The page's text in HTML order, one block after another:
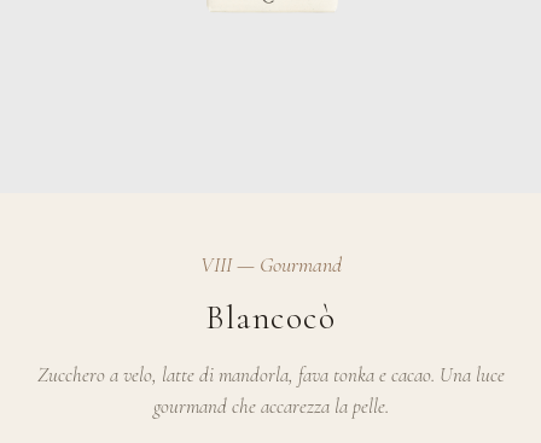
VIII — Gourmand
Blancocò
Zucchero a velo, latte di mandorla, fava tonka e cacao. Una luce
gourmand che accarezza la pelle.